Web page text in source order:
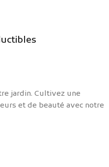
jardin. Cultivez une
et de beauté avec notre